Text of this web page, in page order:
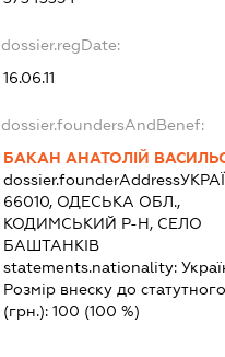
dossier.regDate:
16.06.11
dossier.foundersAndBenef:
БАКАН АНАТОЛІЙ
dossier.founderAddress
66010, ОДЕСЬКА ОБЛ.,
КОДИМСЬКИЙ Р-Н, СЕЛО
БАШТАНКІВ
statements.nationality:
Розмір внеску до
(грн.): 100 (100 %)